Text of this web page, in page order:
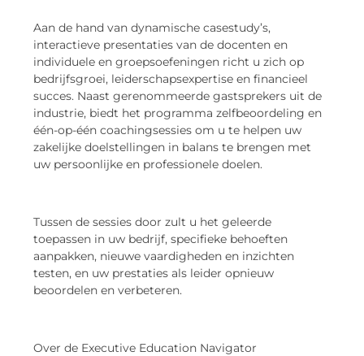
Aan de hand van dynamische casestudy’s,
interactieve presentaties van de docenten en
individuele en groepsoefeningen richt u zich op
bedrijfsgroei, leiderschapsexpertise en financieel
succes. Naast gerenommeerde gastsprekers uit de
industrie, biedt het programma zelfbeoordeling en
één-op-één coachingsessies om u te helpen uw
zakelijke doelstellingen in balans te brengen met
uw persoonlijke en professionele doelen.
Tussen de sessies door zult u het geleerde
toepassen in uw bedrijf, specifieke behoeften
aanpakken, nieuwe vaardigheden en inzichten
testen, en uw prestaties als leider opnieuw
beoordelen en verbeteren.
Over de Executive Education Navigator